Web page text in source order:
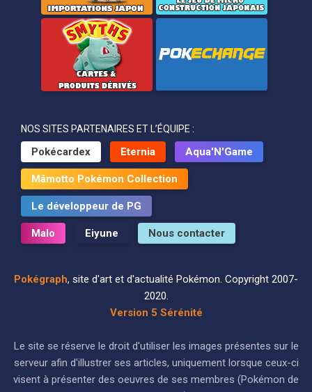
NOS SITES PARTENAIRES ET L’ÉQUIPE :
Pokécardex Eternia Aqua'N'Game
Mâmotto Pokémon Collection
Le développeur de PG
Malo Eiyune Nous contacter
Pokégraph, site d'art et d'actualité Pokémon. Copyright 2007-
2020.
Version 5 Sérénité
Le site se réserve le droit d'utiliser les images présentes sur le
serveur afin d'illustrer ses articles, uniquement lorsque ceux-ci
visent à présenter des oeuvres de ses membres (Pokémon de